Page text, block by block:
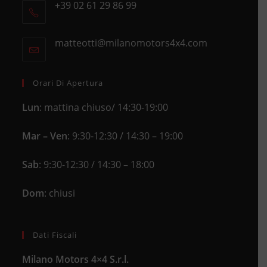
in
tab
+39 02 61 29 86 99
your
matteotti@milanomotors4x4.comOpens
Orari Di Apertura
Lun: mattina chiuso/ 14:30-19:00
Mar – Ven: 9:30-12:30 / 14:30 – 19:00
Sab: 9:30-12:30 / 14:30 – 18:00
Dom: chiusi
Dati Fiscali
Milano Motors 4×4 S.r.l.